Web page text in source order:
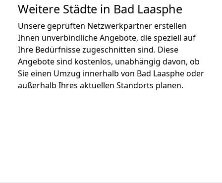
Weitere Städte in Bad Laasphe
Unsere geprüften Netzwerkpartner erstellen
Ihnen unverbindliche Angebote, die speziell auf
Ihre Bedürfnisse zugeschnitten sind. Diese
Angebote sind kostenlos, unabhängig davon, ob
Sie einen Umzug innerhalb von Bad Laasphe oder
außerhalb Ihres aktuellen Standorts planen.